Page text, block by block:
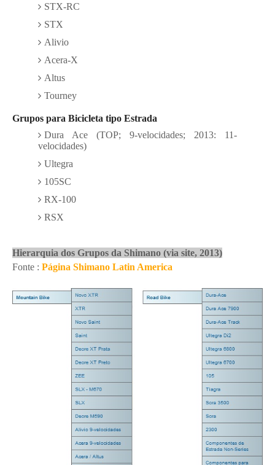
STX-RC
STX
Alivio
Acera-X
Altus
Tourney
Grupos para Bicicleta tipo Estrada
Dura Ace (TOP; 9-velocidades; 2013: 11-
velocidades)
Ultegra
105SC
RX-100
RSX
Hierarquia dos Grupos da Shimano (via site, 2013)
Fonte : Página Shimano Latin America